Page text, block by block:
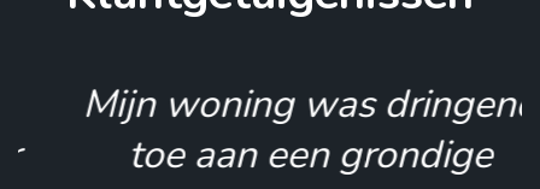
Mijn woning was dringend
toe aan een grondige